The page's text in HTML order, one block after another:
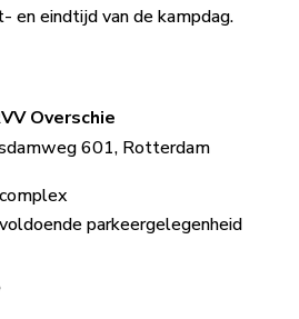
en eindtijd van de kampdag.
Overschie
601, Rotterdam
parkeergelegenheid